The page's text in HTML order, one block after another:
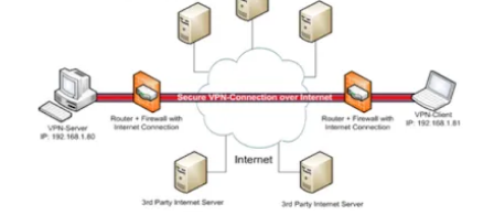
Materi Komputer dan Jaringan Dasar
Materi Pemograman Dasar
Dasar Desain Grafis
Tata Busana
Bisnis Daring dan Pemasaran